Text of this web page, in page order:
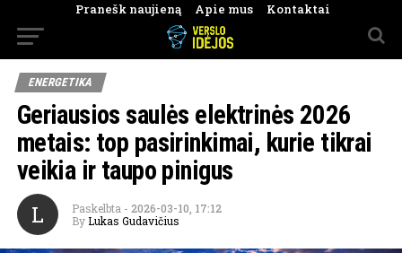
Pranešk naujieną Apie mus Kontaktai
ENERGETIKA
Geriausios saulės elektrinės 2026
metais: top pasirinkimai, kurie tikrai
veikia ir taupo pinigus
L Paskelbta - 2026-03-10, 17:12
By Lukas Gudavičius